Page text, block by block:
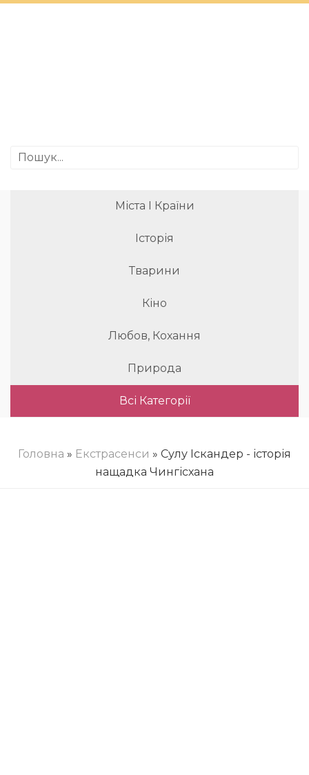
Міста І Країни
Історія
Тварини
Кіно
Любов, Кохання
Природа
Всі Категорії
Головна » Екстрасенси » Сулу Іскандер - історія
нащадка Чингісхана